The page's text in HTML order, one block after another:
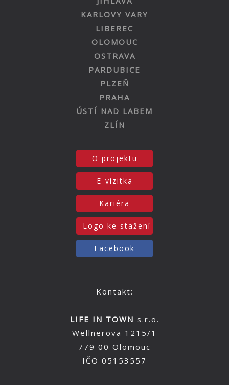
KARLOVY VARY
LIBEREC
OLOMOUC
OSTRAVA
PARDUBICE
PLZEŇ
PRAHA
ÚSTÍ NAD LABEM
ZLÍN
O projektu
E-vizitka
Kariéra
Logo ke stažení
Facebook
Kontakt:
LIFE IN TOWN s.r.o.
Wellnerova 1215/1
779 00 Olomouc
IČO 05153557